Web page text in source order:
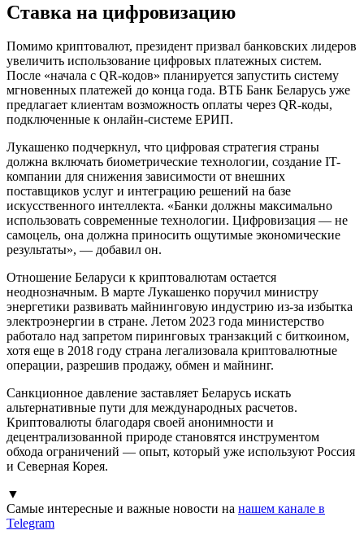
Ставка на цифровизацию
Помимо криптовалют, президент призвал банковских лидеров
увеличить использование цифровых платежных систем.
После «начала с QR-кодов» планируется запустить систему
мгновенных платежей до конца года. ВТБ Банк Беларусь уже
предлагает клиентам возможность оплаты через QR-коды,
подключенные к онлайн-системе ЕРИП.
Лукашенко подчеркнул, что цифровая стратегия страны
должна включать биометрические технологии, создание IT-
компании для снижения зависимости от внешних
поставщиков услуг и интеграцию решений на базе
искусственного интеллекта. «Банки должны максимально
использовать современные технологии. Цифровизация — не
самоцель, она должна приносить ощутимые экономические
результаты», — добавил он.
Отношение Беларуси к криптовалютам остается
неоднозначным. В марте Лукашенко поручил министру
энергетики развивать майнинговую индустрию из-за избытка
электроэнергии в стране. Летом 2023 года министерство
работало над запретом пиринговых транзакций с биткоином,
хотя еще в 2018 году страна легализовала криптовалютные
операции, разрешив продажу, обмен и майнинг.
Санкционное давление заставляет Беларусь искать
альтернативные пути для международных расчетов.
Криптовалюты благодаря своей анонимности и
децентрализованной природе становятся инструментом
обхода ограничений — опыт, который уже используют Россия
и Северная Корея.
▼
Самые интересные и важные новости на нашем канале в
Telegram